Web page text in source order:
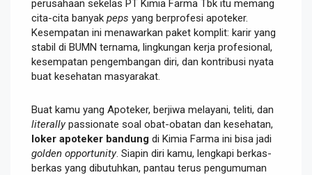
perusahaan sekelas PT Kimia Farma Tbk itu memang
cita-cita banyak peps yang berprofesi apoteker.
Kesempatan ini menawarkan paket komplit: karir yang
stabil di BUMN ternama, lingkungan kerja profesional,
kesempatan pengembangan diri, dan kontribusi nyata
buat kesehatan masyarakat.
Buat kamu yang Apoteker, berjiwa melayani, teliti, dan
literallypassionate soal obat-obatan dan kesehatan,
loker apoteker bandung di Kimia Farma ini bisa jadi
golden opportunity. Siapin diri kamu, lengkapi berkas-
berkas yang dibutuhkan, pantau terus pengumuman